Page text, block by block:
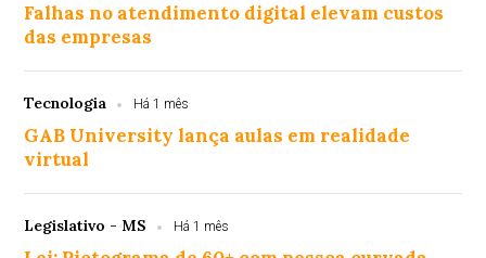
Falhas no atendimento digital elevam custos
das empresas
Tecnologia Há 1 mês
GAB University lança aulas em realidade
virtual
Legislativo - MS Há 1 mês